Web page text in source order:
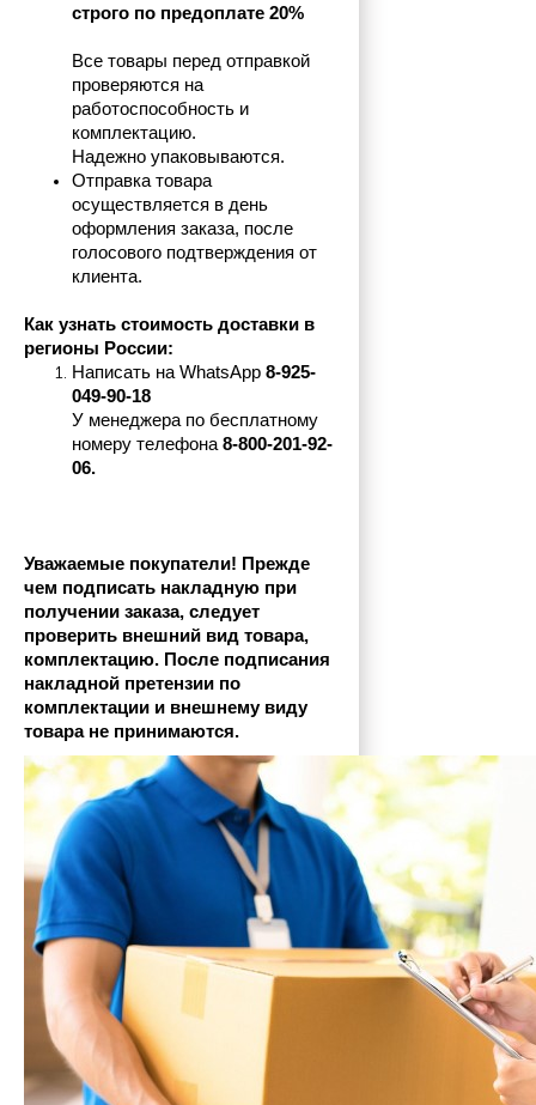
строго по предоплате 20%
Все товары перед отправкой
проверяются на
работоспособность и
комплектацию.
Надежно упаковываются.
Отправка товара
осуществляется в день
оформления заказа, после
голосового подтверждения от
клиента.
Как узнать стоимость доставки в
регионы России:
Написать на WhatsApp 8-925-
049-90-18
У менеджера по бесплатному
номеру телефона 8-800-201-92-
06.
Уважаемые покупатели! Прежде
чем подписать накладную при
получении заказа, следует
проверить внешний вид товара,
комплектацию. После подписания
накладной претензии по
комплектации и внешнему виду
товара не принимаются.